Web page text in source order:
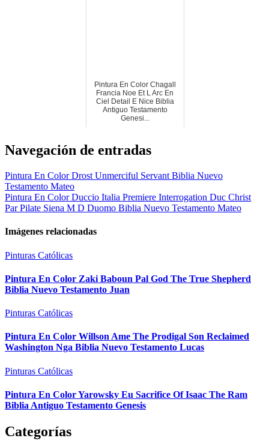
Pintura En Color Chagall
Francia Noe Et L Arc En
Ciel Detail E Nice Biblia
Antiguo Testamento
Genesi...
Navegación de entradas
Pintura En Color Drost Unmerciful Servant Biblia Nuevo
Testamento Mateo
Pintura En Color Duccio Italia Premiere Interrogation Duc Christ
Par Pilate Siena M D Duomo Biblia Nuevo Testamento Mateo
Imágenes relacionadas
Pinturas Católicas
Pintura En Color Zaki Baboun Pal God The True Shepherd
Biblia Nuevo Testamento Juan
Pinturas Católicas
Pintura En Color Willson Ame The Prodigal Son Reclaimed
Washington Nga Biblia Nuevo Testamento Lucas
Pinturas Católicas
Pintura En Color Yarowsky Eu Sacrifice Of Isaac The Ram
Biblia Antiguo Testamento Genesis
Categorías